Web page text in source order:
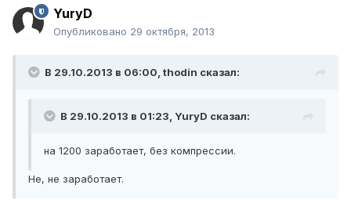
YuryD
Опубликовано 29 октября, 2013
В 29.10.2013 в 06:00, thodin сказал:
В 29.10.2013 в 01:23, YuryD сказал:
на 1200 заработает, без компрессии.
Не, не заработает.